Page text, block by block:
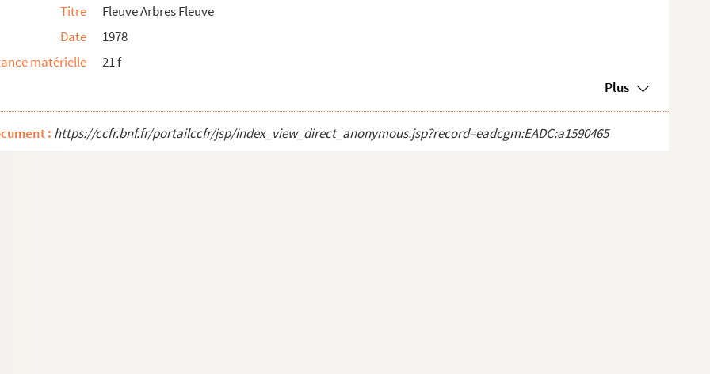
Wong et Wu
au Docteur Emile Rousse entre les années 1930...
trouver tous les arr©ets rendus sur chaqu...
Brest, 22 février 1869
et Brest 28 avril 1819
de marine, des médecins et des pharmaciens...
sur chacune des batteries qui borden...
Titre
Fleuve Arbres Fleuve
Date
1978
matérielle
21 f
Plus
: https://ccfr.bnf.fr/portailccfr/jsp/index_view_direct_anonymous.jsp?record=eadcgm:EADC:a1590465